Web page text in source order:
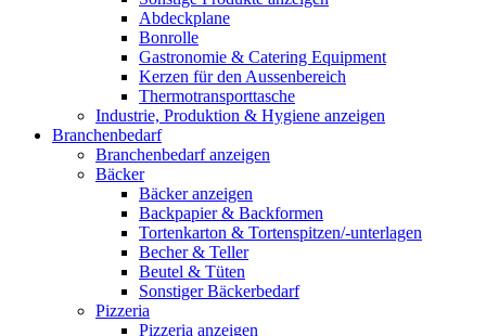
Abdeckplane
Bonrolle
Gastronomie & Catering Equipment
Kerzen für den Aussenbereich
Thermotransporttasche
Industrie, Produktion & Hygiene anzeigen
Branchenbedarf
Branchenbedarf anzeigen
Bäcker
Bäcker anzeigen
Backpapier & Backformen
Tortenkarton & Tortenspitzen/-unterlagen
Becher & Teller
Beutel & Tüten
Sonstiger Bäckerbedarf
Pizzeria
Pizzeria anzeigen